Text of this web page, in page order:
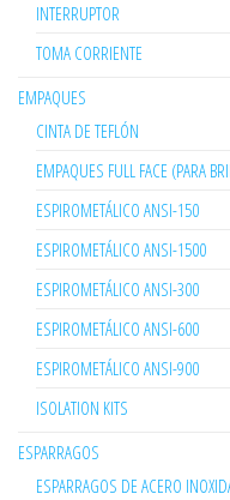
INTERRUPTOR
TOMA CORRIENTE
EMPAQUES
CINTA DE TEFLÓN
EMPAQUES FULL FACE (PARA
ESPIROMETÁLICO ANSI-150
ESPIROMETÁLICO ANSI-1500
ESPIROMETÁLICO ANSI-300
ESPIROMETÁLICO ANSI-600
ESPIROMETÁLICO ANSI-900
ISOLATION KITS
ESPARRAGOS
ESPARRAGOS DE ACERO